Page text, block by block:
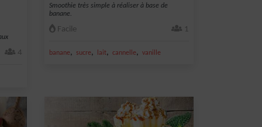
4
Smoothie très simple à réaliser à base de
banane.
Facile 1
banane, sucre, lait, cannelle, vanille